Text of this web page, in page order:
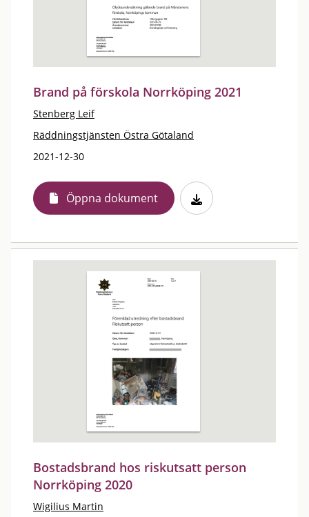
Brand på förskola Norrköping 2021
Stenberg Leif
Räddningstjänsten Östra Götaland
2021-12-30
Öppna dokument
Bostadsbrand hos riskutsatt person
Norrköping 2020
Wigilius Martin